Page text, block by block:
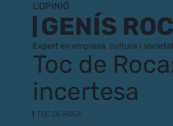
L'OPINIÓ
GENÍS
Expert en empresa, cultura i
Toc de
incertesa
TOC DE ROCA